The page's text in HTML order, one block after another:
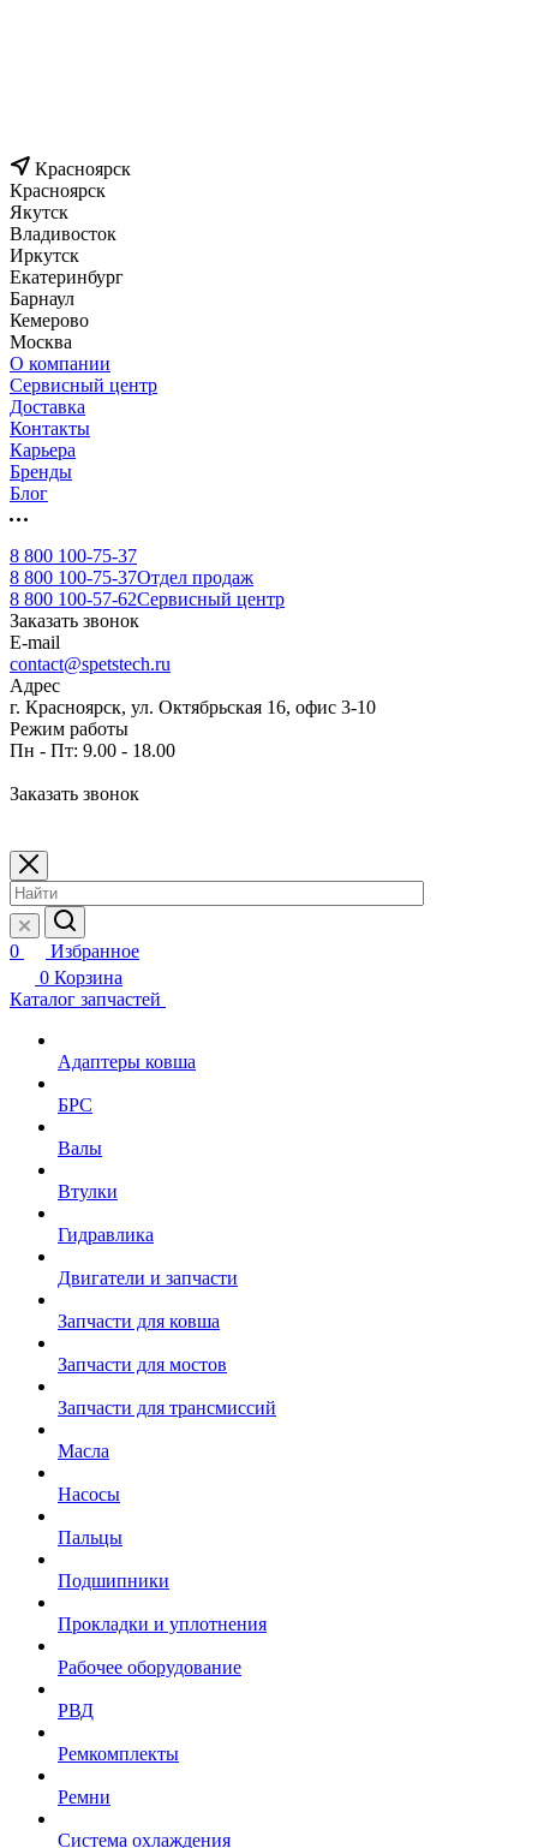
Красноярск
Красноярск
Якутск
Владивосток
Иркутск
Екатеринбург
Барнаул
Кемерово
Москва
О компании
Сервисный центр
Доставка
Контакты
Карьера
Бренды
Блог
8 800 100-75-37
8 800 100-75-37Отдел продаж
8 800 100-57-62Сервисный центр
Заказать звонок
E-mail
contact@spetstech.ru
Адрес
г. Красноярск, ул. Октябрьская 16, офис 3-10
Режим работы
Пн - Пт: 9.00 - 18.00
Заказать звонок
0
Избранное
0 Корзина
Каталог запчастей
Адаптеры ковша
БРС
Валы
Втулки
Гидравлика
Двигатели и запчасти
Запчасти для ковша
Запчасти для мостов
Запчасти для трансмиссий
Масла
Насосы
Пальцы
Подшипники
Прокладки и уплотнения
Рабочее оборудование
РВД
Ремкомплекты
Ремни
Система охлаждения